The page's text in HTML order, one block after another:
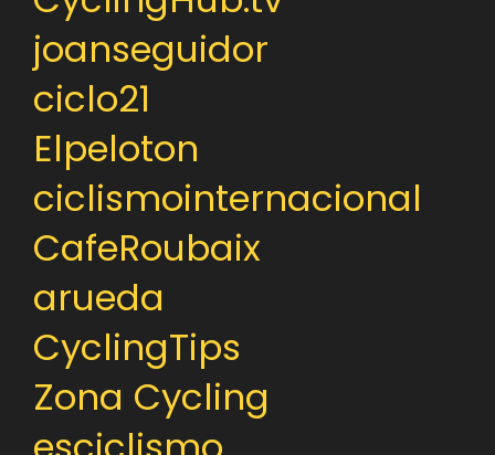
joanseguidor
ciclo21
Elpeloton
ciclismointernacional
CafeRoubaix
arueda
CyclingTips
Zona Cycling